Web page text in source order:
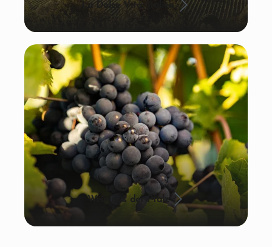
La Dolce Vita: Italien
Wein aus der Pfalz